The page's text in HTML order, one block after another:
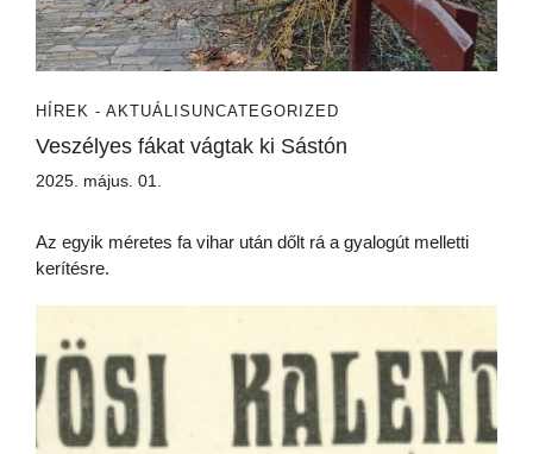
HÍREK - AKTUÁLIS UNCATEGORIZED
Veszélyes fákat vágtak ki Sástón
2025. május. 01.
Az egyik méretes fa vihar után dőlt rá a gyalogút melletti
kerítésre.